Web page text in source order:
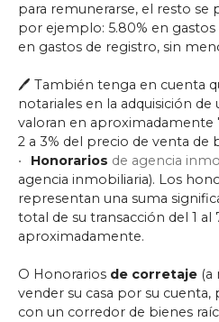
para remunerarse, el resto se
por ejemplo: 5.80% en gastos
en gastos de registro, sin
🖊 También tenga en cuenta
notariales en la adquisición
valoran en aproximadamente
2 a 3% del precio de venta de
Honorarios de agencia
agencia inmobiliaria). Los
representan una suma
total de su transacción del 1
aproximadamente.
O Honorarios de corretaje (a
vender su casa por su
con un corredor de bienes